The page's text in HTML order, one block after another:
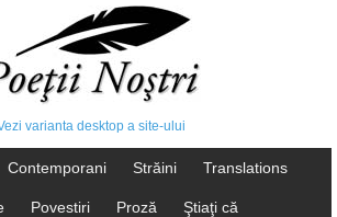
varianta desktop a site-ului
Contemporani Străini Translations
Povestiri Proză Ştiaţi că